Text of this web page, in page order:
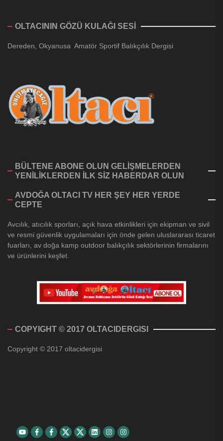
OLTACININ GÖZÜ KULAĞI SESİ
Dereden, Okyanusa Amatör Sportif Balıkçılık Dergisi
BÜLTENE ABONE OLUN GELİŞMELERDEN
YENİLİKLERDEN İLK SİZ HABERDAR OLUN
AVDOĞA OLTACI TV HER ŞEY HER YERDE
CEPTE
Avcılık, atıcılık sporları, açık hava etkinlikleri için ekipman ve sivil
ve resmi güvenlik uygulamaları için önde gelen uluslararası ticaret
fuarları, av doğa kamp outdoor balıkçılık sektörlerinin firmalarını
ve ürünlerini keşfet.
COPYIGHT © 2017 OLTACIDERGISI
Copyright © 2017 oltacidergisi
YoutubeFacebook
Facebook
TwitterTwitterLinkedinInstagramInstagram